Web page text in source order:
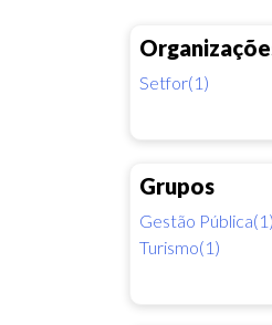
Setfor(1)
Grupos
Gestão Pública(1)
Turismo(1)